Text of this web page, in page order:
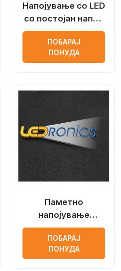
Напојување со LED
со постојан напон
на отворено Hexus
ПОБАРАЈ
ПОНУДА
Паметно
напојување
LEDRonics
ПОБАРАЈ
ПОНУДА